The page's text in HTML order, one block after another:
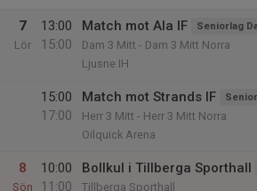
7
Lör
13:00
15:00
Match mot Ala IF Seniorlag
Dam 3 Mitt - Dam 3 Mitt Norra
Ljusne IH
15:00
17:00
Match mot Strands IF
Herr 3 Mitt - Herr 3 Mitt Norra
Oilquick Arena
8
Sön
10:00
11:00
Bollkul i Tillberga Sporthall
Tillberga Sporthall